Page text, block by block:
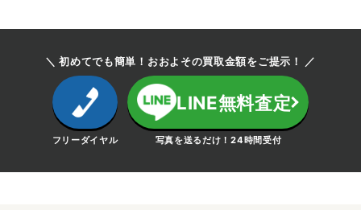
＼ 初めてでも簡単！おおよその買取金額をご提示！ ／
フリーダイヤル
LINE無料査定
写真を送るだけ！24時間受付